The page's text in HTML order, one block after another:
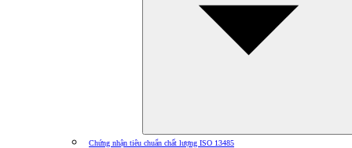
Chứng nhận tiêu chuẩn chất lượng ISO 13485